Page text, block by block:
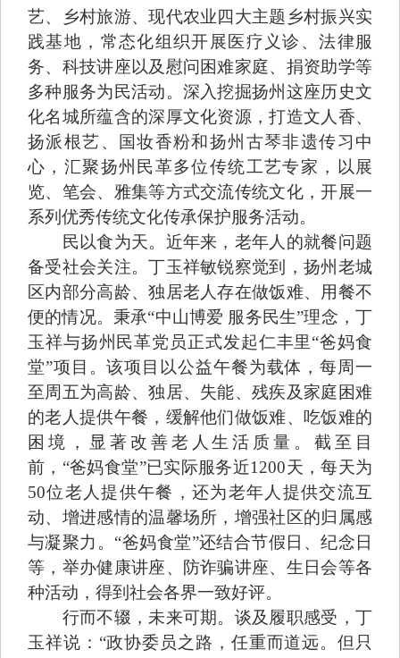
艺、乡村旅游、现代农业四大主题乡村振兴实
践基地，常态化组织开展医疗义诊、法律服
务、科技讲座以及慰问困难家庭、捐资助学等
多种服务为民活动。深入挖掘扬州这座历史文
化名城所蕴含的深厚文化资源，打造文人香、
扬派根艺、国妆香粉和扬州古琴非遗传习中
心，汇聚扬州民革多位传统工艺专家，以展
览、笔会、雅集等方式交流传统文化，开展一
系列优秀传统文化传承保护服务活动。
民以食为天。近年来，老年人的就餐问题
备受社会关注。丁玉祥敏锐察觉到，扬州老城
区内部分高龄、独居老人存在做饭难、用餐不
便的情况。秉承“中山博爱 服务民生”理念，丁
玉祥与扬州民革党员正式发起仁丰里“爸妈食
堂”项目。该项目以公益午餐为载体，每周一
至周五为高龄、独居、失能、残疾及家庭困难
的老人提供午餐，缓解他们做饭难、吃饭难的
困境，显著改善老人生活质量。截至目
前，“爸妈食堂”已实际服务近1200天，每天为
50位老人提供午餐，还为老年人提供交流互
动、增进感情的温馨场所，增强社区的归属感
与凝聚力。“爸妈食堂”还结合节假日、纪念日
等，举办健康讲座、防诈骗讲座、生日会等各
种活动，得到社会各界一致好评。
行而不辍，未来可期。谈及履职感受，丁
玉祥说：“政协委员之路，任重而道远。但只